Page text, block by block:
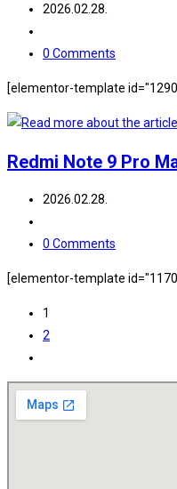
Post
2026.02.28.
category:
Post
0 Comments
[elementor-template
Redmi Note 9 Pro
Post
2026.02.28.
category:
Post
0 Comments
[elementor-template
1
2
to
the
next